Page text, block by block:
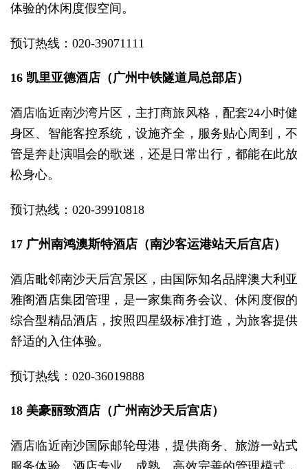
体验的休闲度假空间。
预订热线：020-39071111
16 凯里亚德酒店（广州中铁隧道局总部店）
酒店临近南沙湾片区，主打商旅风格，配套24小时健
身区、智能客控系统，设施齐全，服务贴心周到，不
管是奔赴演唱会的歌迷，还是日常出行，都能在此放
松身心。
预订热线：020-39910818
17 广州南鸿澳斯特酒店（南沙客运港站天后宫店）
酒店毗邻南沙天后宫景区，由国际知名品牌澳大利亚
雅阁酒店集团管理，是一家集商务会议、休闲度假的
综合型精品酒店，按照四星级标准打造，为旅客提供
舒适的入住体验。
预订热线：020-36019888
18 美豪丽致酒店（广州南沙天后宫店）
酒店临近南沙国际邮轮母港，提供商务、旅游一站式